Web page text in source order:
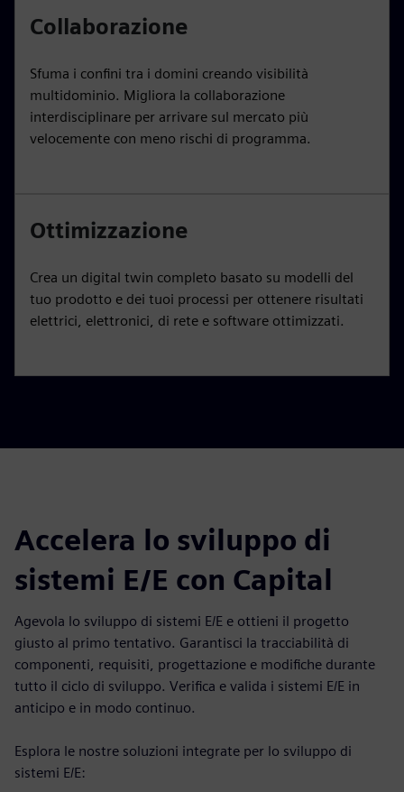
Collaborazione
Sfuma i confini tra i domini creando visibilità
multidominio. Migliora la collaborazione
interdisciplinare per arrivare sul mercato più
velocemente con meno rischi di programma.
Ottimizzazione
Crea un digital twin completo basato su modelli del
tuo prodotto e dei tuoi processi per ottenere risultati
elettrici, elettronici, di rete e software ottimizzati.
Accelera lo sviluppo di
sistemi E/E con Capital
Agevola lo sviluppo di sistemi E/E e ottieni il progetto
giusto al primo tentativo. Garantisci la tracciabilità di
componenti, requisiti, progettazione e modifiche durante
tutto il ciclo di sviluppo. Verifica e valida i sistemi E/E in
anticipo e in modo continuo.
Esplora le nostre soluzioni integrate per lo sviluppo di
sistemi E/E: